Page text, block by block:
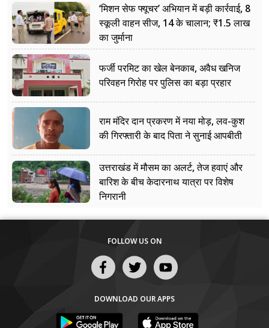
‘मिशन सेफ फ्यूचर’ अभियान में बड़ी कार्रवाई, 8
स्कूली वाहन सीज, 14 के चालान; ₹1.5 लाख
का जुर्माना
फर्जी परमिट का खेल बेनकाब, अवैध खनिज
परिवहन गिरोह पर पुलिस का बड़ा प्रहार
राम मंदिर दान प्रकरण में नया मोड़, लव-कुश
की गिरफ्तारी के बाद पिता ने सुनाई आपबीती
उत्तराखंड में मौसम का अलर्ट, तेज हवाएं और
बारिश के बीच केदारनाथ यात्रा पर विशेष
निगरानी
FOLLOW US ON
DOWNLOAD OUR APPS